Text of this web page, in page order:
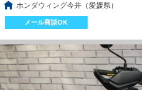
ホンダウィング今井（愛媛県）
メール商談OK